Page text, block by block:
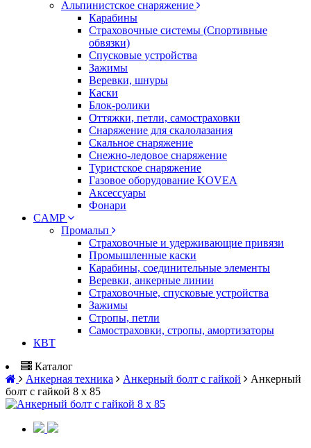
Альпинистское снаряжение
Карабины
Страховочные системы (Спортивные
обвязки)
Спусковые устройства
Зажимы
Веревки, шнуры
Каски
Блок-ролики
Оттяжки, петли, самостраховки
Снаряжение для скалолазания
Скальное снаряжение
Снежно-ледовое снаряжение
Туристское снаряжение
Газовое оборудование KOVEA
Аксессуары
Фонари
CAMP
Промальп
Страховочные и удерживающие привязи
Промышленные каски
Карабины, соединительные элементы
Веревки, анкерные линии
Страховочные, спусковые устройства
Зажимы
Стропы, петли
Самостраховки, стропы, амортизаторы
КВТ
Каталог
Анкерная техника
Анкерный болт с гайкой
Анкерный
болт с гайкой 8 х 85